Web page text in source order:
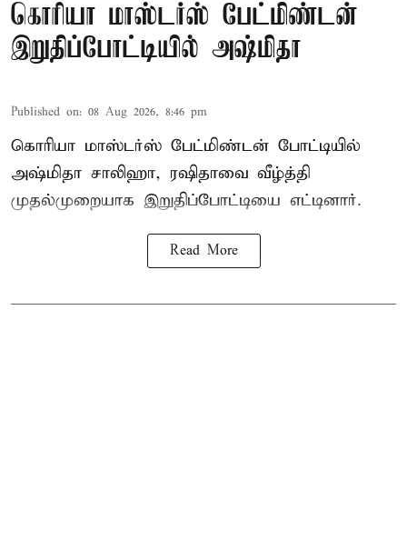
கொரியா மாஸ்டர்ஸ் பேட்மிண்டன்
இறுதிப்போட்டியில் அஷ்மிதா
Published on: 08 Aug 2026, 8:46 pm
கொரியா மாஸ்டர்ஸ் பேட்மிண்டன் போட்டியில்
அஷ்மிதா சாலிஹா, ரஷிதாவை வீழ்த்தி
முதல்முறையாக இறுதிப்போட்டியை எட்டினார்.
Read More